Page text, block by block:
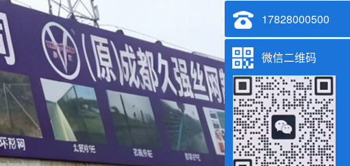
17828000500
微信二维码